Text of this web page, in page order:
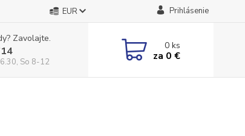
EUR Prihlásenie
Zavolajte.
So 8-12
0ks
za 0 €